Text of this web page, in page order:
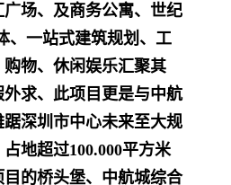
场、及商务公寓、世纪
、一站式建筑规划、 工
物、休闲娱乐汇聚其
求、此项目更是与中航
深圳市中心未来至大规
地超过100.000平方米
的桥头堡、中航城综合